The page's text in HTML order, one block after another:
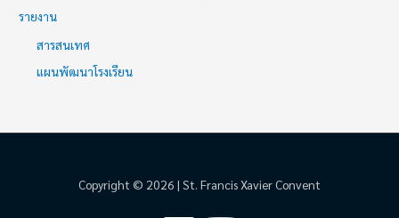
รายงาน
สารสนเทศ
แผนพัฒนาโรงเรียน
Copyright © 2026 | St. Francis Xavier Convent